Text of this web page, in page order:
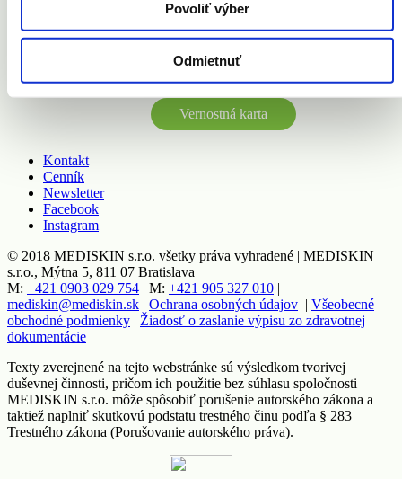
Povoliť výber
Odmietnuť
Ruky
Tetovanie
Vernostná karta
Kontakt
Cenník
Newsletter
Facebook
Instagram
© 2018 MEDISKIN s.r.o. všetky práva vyhradené | MEDISKIN
s.r.o., Mýtna 5, 811 07 Bratislava
M: +421 0903 029 754 | M: +421 905 327 010 |
mediskin@mediskin.sk | Ochrana osobných údajov | Všeobecné
obchodné podmienky | Žiadosť o zaslanie výpisu zo zdravotnej
dokumentácie
Texty zverejnené na tejto webstránke sú výsledkom tvorivej
duševnej činnosti, pričom ich použitie bez súhlasu spoločnosti
MEDISKIN s.r.o. môže spôsobiť porušenie autorského zákona a
taktiež naplniť skutkovú podstatu trestného činu podľa § 283
Trestného zákona (Porušovanie autorského práva).